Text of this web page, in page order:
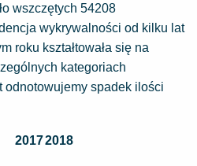
wszczętych 54208
wykrywalności od kilku lat
roku kształtowała się na
kategoriach
odnotowujemy spadek ilości
20172018